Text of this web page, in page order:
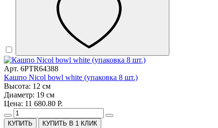
Арт. 6PTR64388
Кашпо Nicol bowl white (упаковка 8 шт.)
Высота: 12 см
Диаметр: 19 см
Цена: 11 680.80 Р.
КУПИТЬ В 1 КЛИК